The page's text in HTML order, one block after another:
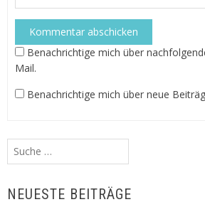
Benachrichtige mich über
Mail.
Benachrichtige mich über neue
Suche
nach:
NEUESTE BEITRÄGE